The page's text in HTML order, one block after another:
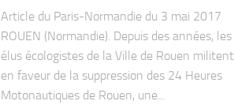
Article du Paris-Normandie du 3 mai 2017
ROUEN (Normandie). Depuis des années, les
élus écologistes de la Ville de Rouen militent
en faveur de la suppression des 24 Heures
Motonautiques de Rouen, une...